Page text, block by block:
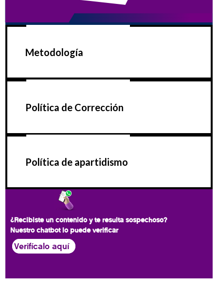
Metodología
Política de Corrección
Política de apartidismo
¿Recibiste un contenido y te resulta sospechoso?
Nuestro chatbot lo puede verificar
Verifícalo aquí